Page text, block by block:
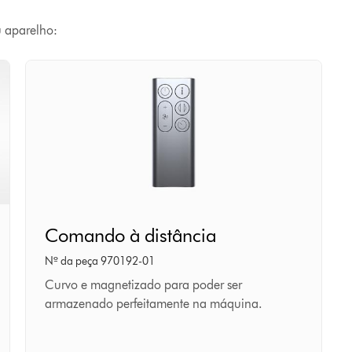
aparelho:
à
distância
Comando à distância
Nº da peça 970192-01
Curvo e magnetizado para poder ser
armazenado perfeitamente na máquina.